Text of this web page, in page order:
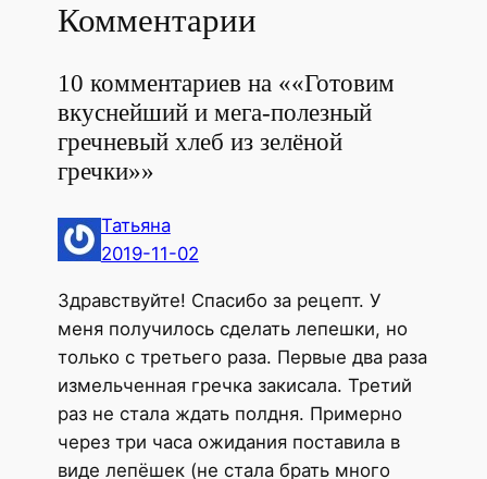
Комментарии
10 комментариев на ««Готовим
вкуснейший и мега-полезный
гречневый хлеб из зелёной
гречки»»
Татьяна
2019-11-02
Здравствуйте! Спасибо за рецепт. У
меня получилось сделать лепешки, но
только с третьего раза. Первые два раза
измельченная гречка закисала. Третий
раз не стала ждать полдня. Примерно
через три часа ожидания поставила в
виде лепёшек (не стала брать много